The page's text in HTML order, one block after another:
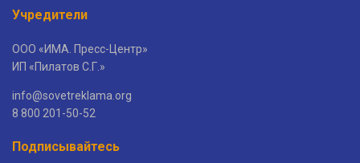
Учредители
ООО «ИМА. Пресс-Центр»
ИП «Пилатов С.Г.»
info@sovetreklama.org
8 800 201-50-52
Подписывайтесь